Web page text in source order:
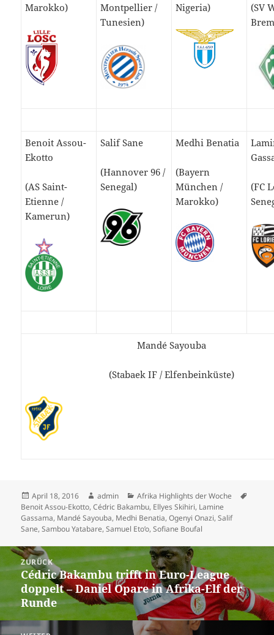
Marokko)
Montpellier /
Tunesien)
Nigeria)
(SV
Benoit Assou-
Ekotto
(AS Saint-
Etienne /
Kamerun)
Salif Sane
(Hannover 96 /
Senegal)
Medhi Benatia
(Bayern
München /
Marokko)
(FC
Mandé Sayouba
(Stabaek IF / Elfenbeinküste)
Veröffentlicht
am
April 18, 2016 Autor
admin Kategorien
Afrika Highlights der Woche
Benoit Assou-Ekotto,Cédric Bakambu, Ellyes Skihiri, Lamine
Gassama, Mandé Sayouba, Medhi Benatia,Ogenyi Onazi,Salif
Sane,Sambou Yatabare,Samuel Eto’o,Sofiane Boufal
Beitrags-
Navigation
ZURÜCK
Vorheriger
Beitrag:
Cédric Bakambu trifft in Euro-League
doppelt – Daniel Opare in Afrika-Elf der
Runde